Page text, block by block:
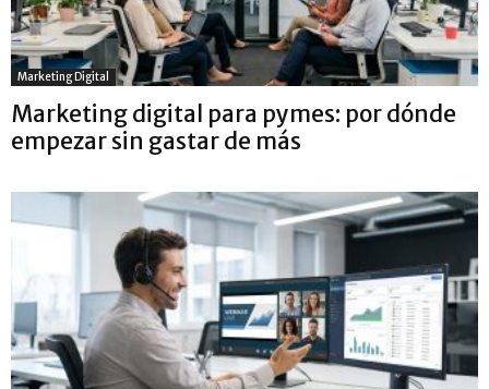
Marketing Digital
Marketing digital para pymes: por dónde
empezar sin gastar de más